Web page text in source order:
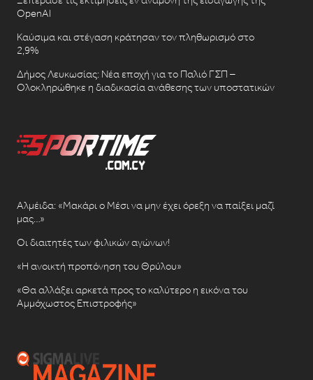
OpenAI
Καύσιμα και στέγαση κράτησαν τον πληθωρισμό στο
2,9%
Δήμος Λευκωσίας: Νέα εποχή για το Παλιό ΓΣΠ –
Ολοκληρώθηκε η διαδικασία ανάθεσης των υποστατικών
Αλμέιδα: «Μακάρι ο Μέσι να μην έχει όρεξη να παίξει μαζί
μας…»
Οι διαιτητές των φιλικών αγώνων!
«Η ανοικτή προπόνηση του Θρύλου»
«Θα αλλάξει αρκετά προς το καλύτερο η εικόνα του
Αμμόχωστος Επιστροφής»